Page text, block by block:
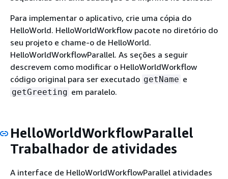
Para implementar o aplicativo, crie uma cópia do
HelloWorld. HelloWorldWorkflow pacote no diretório do
seu projeto e chame-o de HelloWorld.
HelloWorldWorkflowParallel. As seções a seguir
descrevem como modificar o HelloWorldWorkflow
código original para ser executado getName e
getGreeting em paralelo.
HelloWorldWorkflowParallel
Trabalhador de atividades
A interface de HelloWorldWorkflowParallel atividades